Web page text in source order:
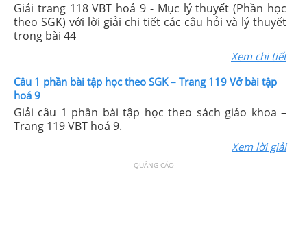
Giải trang 118 VBT hoá 9 - Mục lý thuyết (Phần học
theo SGK) với lời giải chi tiết các câu hỏi và lý thuyết
trong bài 44
Xem chi tiết
Câu 1 phần bài tập học theo SGK – Trang 119 Vở bài tập
hoá 9
Giải câu 1 phần bài tập học theo sách giáo khoa –
Trang 119 VBT hoá 9.
Xem lời giải
QUẢNG CÁO